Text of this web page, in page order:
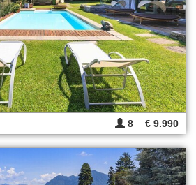
8 € 9.990